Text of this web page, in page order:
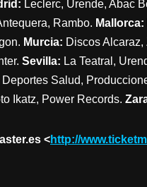
Leclerc, Urende, Abac
Rambo. Mallorca:
Murcia: Discos
Sevilla: La Teatral,
Deportes Salud,
Ikatz, Power Records.
<http://